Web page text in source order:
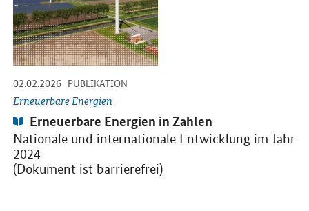
02.02.2026 -
PUBLIKATION
Erneuerbare Energien
Publikation:
Erneuerbare Energien in Zahlen
Nationale und internationale Entwicklung im Jahr
2024
(Dokument ist barrierefrei)